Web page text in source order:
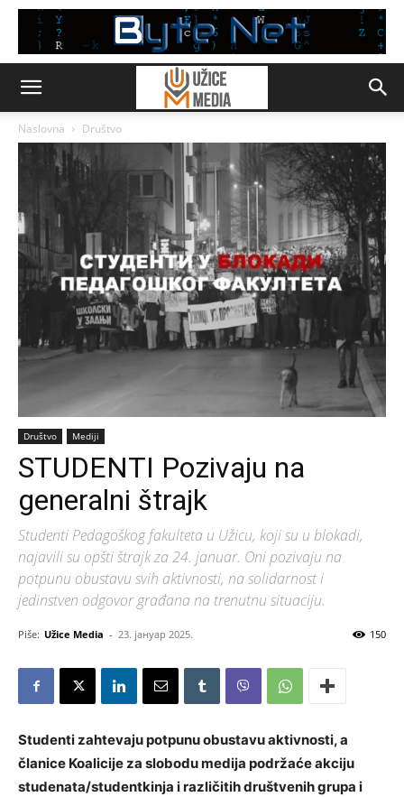
Naslovna Društvo
Društvo Mediji
STUDENTI Pozivaju na
generalni štrajk
Studenti Pedagoškog fakulteta u Užicu, koji su u blokadi,
najavili su opšti štrajk za 24. januar. Oni pozivaju na
potpunu obustavu svih aktivnosti, na solidarnost i
jedinstven odgovor građana na trenutnu situaciju.
Piše: Užice Media - 23. јануар 2025. 150
Studenti zahtevaju potpunu obustavu aktivnosti, a
članice Koalicije za slobodu medija podržaće akciju
studenata/studentkinja i različitih društvenih grupa i